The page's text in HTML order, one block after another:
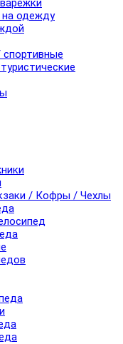
одежду
/ Кофры / Чехлы